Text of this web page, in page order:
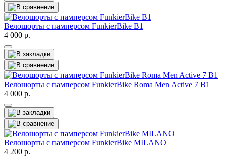
Велошорты с памперсом FunkierBike B1
4 000 р.
Велошорты с памперсом FunkierBike Roma Men Active 7 B1
4 000 р.
Велошорты с памперсом FunkierBike MILANO
4 200 р.